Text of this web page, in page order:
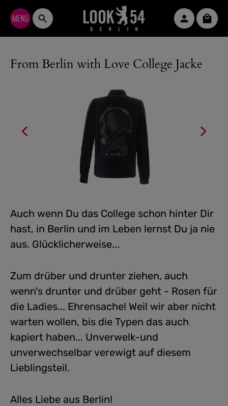
Zum Hauptinhalt springen
From Berlin with Love College Jacke
Auch wenn Du das College schon hinter Dir
hast, in Berlin und im Leben lernst Du ja nie
aus. Glücklicherweise...
Zum drüber und drunter ziehen, auch
wenn's drunter und drüber geht - Rosen für
die Ladies... Ehrensache! Weil wir aber nicht
warten wollen, bis die Typen das auch
kapiert haben... Unverwelk-und
unverwechselbar verewigt auf diesem
Lieblingsteil.
Alles Liebe aus Berlin!